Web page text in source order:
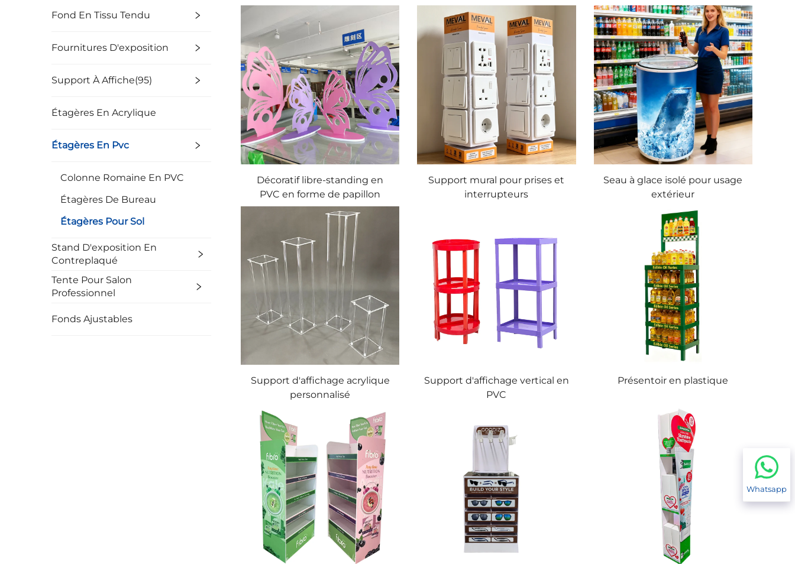
Fond En Tissu Tendu
Fournitures D'exposition
Support À Affiche(95)
Étagères En Acrylique
Étagères En Pvc
Colonne Romaine En PVC
Étagères De Bureau
Étagères Pour Sol
Stand D'exposition En
Contreplaqué
Tente Pour Salon
Professionnel
Fonds Ajustables
Décoratif libre-standing en
PVC en forme de papillon
Support mural pour prises et
interrupteurs
Seau à glace isolé pour usage
extérieur
Support d'affichage acrylique
personnalisé
Support d'affichage vertical en
PVC
Présentoir en plastique
Whatsapp